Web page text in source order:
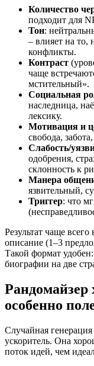
Количество
подходит для
Тон:
– влияет на то,
конфликты.
Контраст
чаще
мстительный».
Социальная
наследница,
лексику.
Мотивация и
свобода,
Слабость/
одобрения,
склонность к
Манера
язвительный,
Триггер: что
Результат чаще всего
описание (1–3
Такой формат
биографии на две
Рандомайзер
особенно
Случайная
ускоритель. Она
поток идей, чем